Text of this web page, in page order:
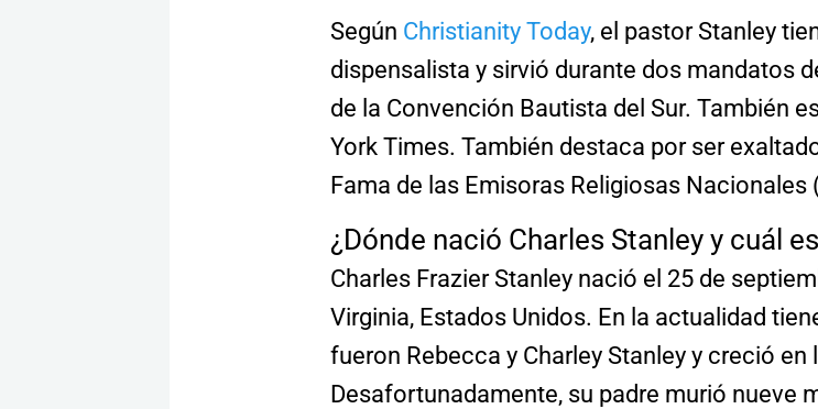
Según Christianity Today, el pastor Stanley
dispensalista y sirvió durante dos mandatos
de la Convención Bautista del Sur. También
York Times. También destaca por ser
Fama de las Emisoras Religiosas Nacionales
¿Dónde nació Charles Stanley y cuál
Charles Frazier Stanley nació el 25 de
Virginia, Estados Unidos. En la actualidad
fueron Rebecca y Charley Stanley y creció en
Desafortunadamente, su padre murió nueve